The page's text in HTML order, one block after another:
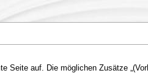
auf. Die möglichen Zusätze